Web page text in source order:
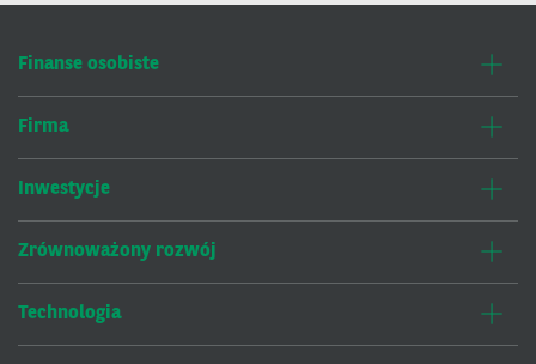
Finanse osobiste
Firma
Inwestycje
Zrównoważony rozwój
Technologia